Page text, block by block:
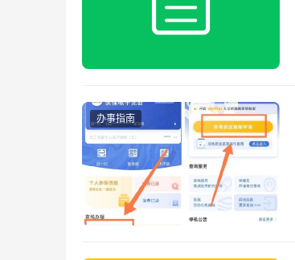
办事指南